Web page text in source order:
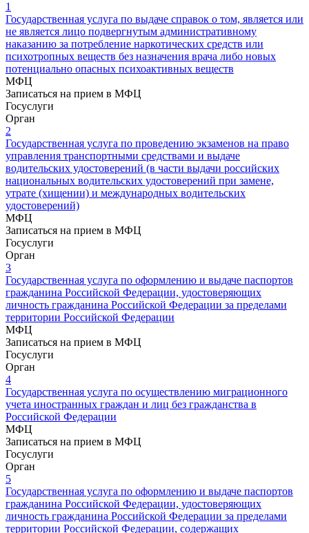
1
Государственная услуга по выдаче справок о том, является или
не является лицо подвергнутым административному
наказанию за потребление наркотических средств ‎или
психотропных веществ без назначения врача либо новых
потенциально опасных психоактивных веществ
МФЦ
Записаться на прием в МФЦ
Госуслуги
Орган
2
Государственная услуга по проведению экзаменов на право
управления транспортными средствами и выдаче
водительских удостоверений (в части выдачи российских
национальных водительских удостоверений при замене,
утрате (хищении) и международных водительских
удостоверений)
МФЦ
Записаться на прием в МФЦ
Госуслуги
Орган
3
Государственная услуга по оформлению и выдаче паспортов
гражданина Российской Федерации, удостоверяющих
личность гражданина Российской Федерации за пределами
территории Российской Федерации
МФЦ
Записаться на прием в МФЦ
Госуслуги
Орган
4
Государственная услуга по осуществлению миграционного
учета иностранных граждан и лиц без гражданства в
Российской Федерации
МФЦ
Записаться на прием в МФЦ
Госуслуги
Орган
5
Государственная услуга по оформлению и выдаче паспортов
гражданина Российской Федерации, удостоверяющих
личность гражданина Российской Федерации за пределами
территории Российской Федерации, содержащих